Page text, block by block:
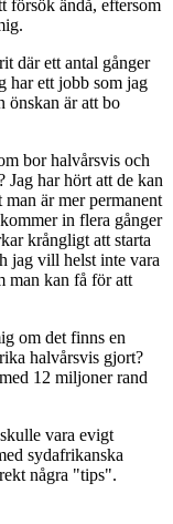
försök ändå, eftersom
där ett antal gånger
har ett jobb som jag
önskan är att bo
bor halvårsvis och
har hört att de kan
är mer permanent
in flera gånger
krångligt att starta
jag vill helst inte vara
man kan få för att
om det finns en
halvårsvis gjort?
12 miljoner rand
vara evigt
sydafrikanska
några "tips".